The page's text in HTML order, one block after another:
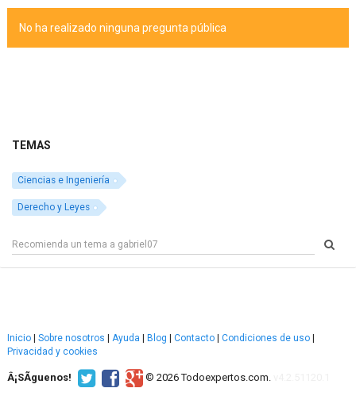
No ha realizado ninguna pregunta pública
TEMAS
Ciencias e Ingeniería
Derecho y Leyes
Inicio Sobre nosotros Ayuda Blog Contacto Condiciones de uso
Privacidad y cookies
Â¡SÃ­guenos! © 2026 Todoexpertos.com.